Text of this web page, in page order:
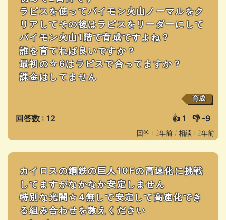
ラピスを使ってパイモン火山ノーマルをク
リアしてその後はラピスをリーダーにして
パイモン火山1階で育成ですよね？
誰を育てれば良いですか？
最初の☆6はラピスで合ってますか？
課金はしてません
育成
回答数 : 12 👍 1 👎 -9
回答 : 2年前 / 相談 : 2年前
カイロスの鋼鉄の巨人10Fの高速化に挑戦
してますがなかなか安定しません
特別な光闇☆4無しで安定して高速化でき
る組み合わせを教えください